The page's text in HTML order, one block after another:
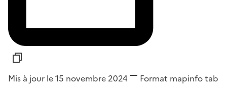
Mis à jour le 15 novembre 2024 Format mapinfo tab